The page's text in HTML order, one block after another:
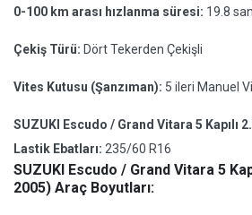
0-100 km arası hızlanma süresi: 19.8
Çekiş Türü: Dört Tekerden Çekişli
Vites Kutusu (Şanzıman): 5 ileri Manuel
SUZUKI Escudo / Grand Vitara 5 Kapılı
Lastik Ebatları: 235/60 R16
SUZUKI Escudo / Grand Vitara 5
2005) Araç Boyutları: